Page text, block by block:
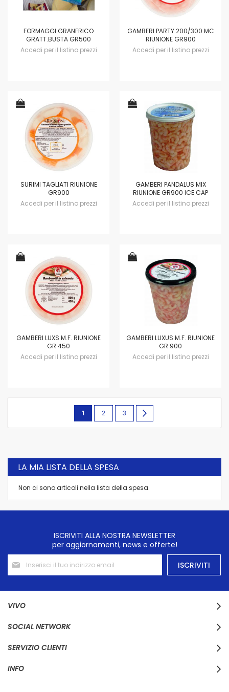
FORMAGGI GRANFRICO
GRATT.BUSTA GR500
Accedi per il listino prezzi
GAMBERI PARTY 200/300 MC
RIUNIONE GR900
Accedi per il listino prezzi
SURIMI TAGLIATI RIUNIONE
GR900
Accedi per il listino prezzi
GAMBERI PANDALUS MIX
RIUNIONE GR900 ICE CAP
Accedi per il listino prezzi
GAMBERI LUXS M.F. RIUNIONE
GR 450
Accedi per il listino prezzi
GAMBERI LUXUS M.F. RIUNIONE
GR 900
Accedi per il listino prezzi
Pagina
Attualmente
la
1 Pagina
2 Pagina
3
LA MIA LISTA DELLA SPESA
Non ci sono articoli nella lista della spesa.
ISCRIVITI ALLA NOSTRA NEWSLETTER
per aggiornamenti, news e offerte!
Iscriviti
alla
nostra
ISCRIVITI
VIVO
SOCIAL NETWORK
SERVIZIO CLIENTI
INFO